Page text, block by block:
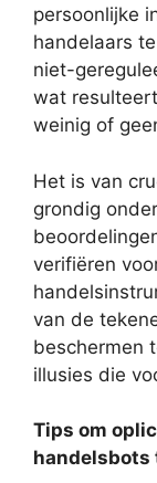
persoonlijke
handelaars
niet-
wat
weinig of
Het is van
grondig
verifiëren
van de
beschermen
illusies die
Tips om
handelsbots